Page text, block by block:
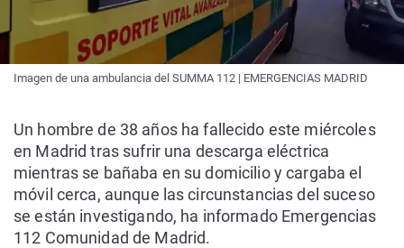
Imagen de una ambulancia del SUMMA 112 | EMERGENCIAS MADRID
Un hombre de 38 años ha fallecido este miércoles
en Madrid tras sufrir una descarga eléctrica
mientras se bañaba en su domicilio y cargaba el
móvil cerca, aunque las circunstancias del suceso
se están investigando, ha informado Emergencias
112 Comunidad de Madrid.